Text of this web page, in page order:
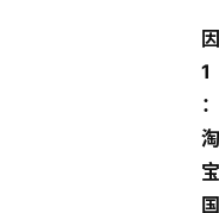
因
1
：
淘
宝
国